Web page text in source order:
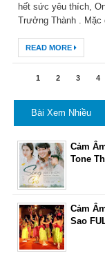
hết sức yêu thích,
Trưởng Thành . Mặc
READ MORE
1 2 3 4
Bài Xem Nhiều
Cảm
Tone
Cảm
Sao